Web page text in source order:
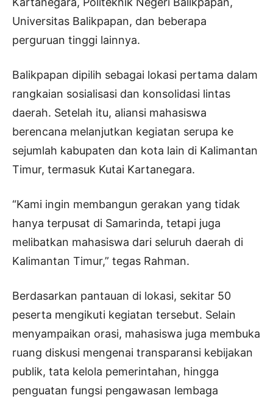
Universitas Balikpapan, dan beberapa
perguruan tinggi lainnya.
Balikpapan dipilih sebagai lokasi pertama dalam
rangkaian sosialisasi dan konsolidasi lintas
daerah. Setelah itu, aliansi mahasiswa
berencana melanjutkan kegiatan serupa ke
sejumlah kabupaten dan kota lain di Kalimantan
Timur, termasuk Kutai Kartanegara.
“Kami ingin membangun gerakan yang tidak
hanya terpusat di Samarinda, tetapi juga
melibatkan mahasiswa dari seluruh daerah di
Kalimantan Timur,” tegas Rahman.
Berdasarkan pantauan di lokasi, sekitar 50
peserta mengikuti kegiatan tersebut. Selain
menyampaikan orasi, mahasiswa juga membuka
ruang diskusi mengenai transparansi kebijakan
publik, tata kelola pemerintahan, hingga
penguatan fungsi pengawasan lembaga